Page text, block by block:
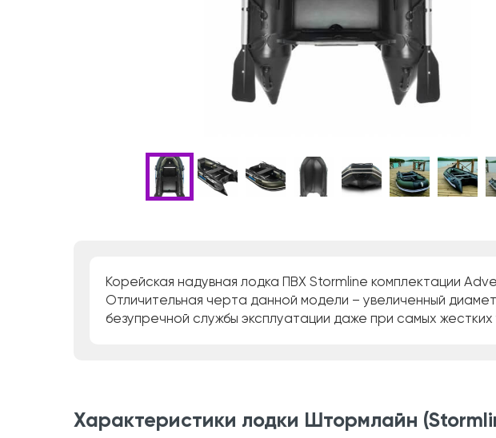
Корейская надувная лодка ПВХ Stormline комплектации
Отличительная черта данной модели – увеличенный
безупречной службы эксплуатации даже при самых жестких
Характеристики лодки Штормлайн